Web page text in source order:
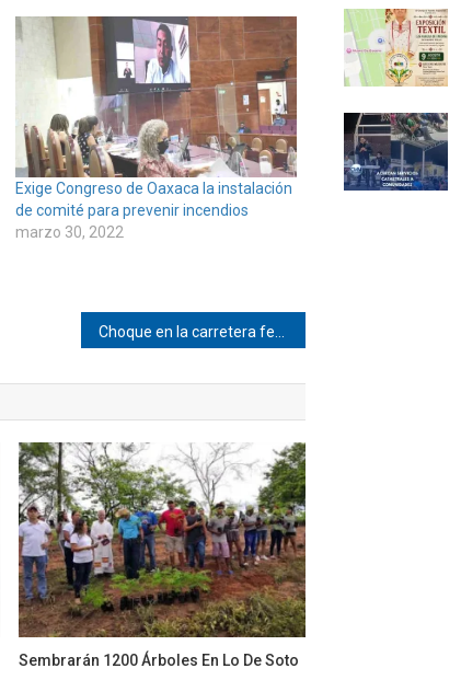
Exige Congreso de Oaxaca la instalación
de comité para prevenir incendios
marzo 30, 2022
Choque en la carretera federal 200 Pinotepa
Sembrarán 1200 Árboles En Lo De Soto